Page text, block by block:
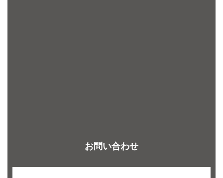
お問い合わせ